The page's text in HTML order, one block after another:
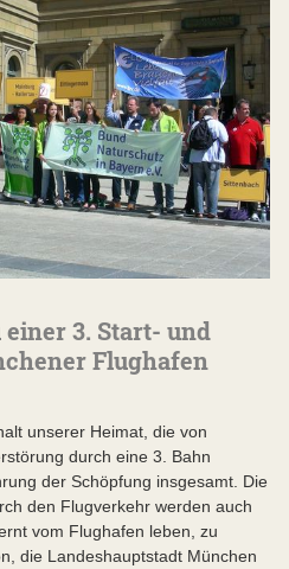
3. Start- und
Flughafen
unserer Heimat, die von
durch eine 3. Bahn
der Schöpfung insgesamt. Die
den Flugverkehr werden auch
vom Flughafen leben, zu
die Landeshauptstadt München